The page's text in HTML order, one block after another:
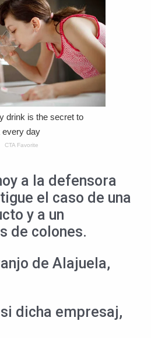
a la defensora
el caso de una
y a un
de colones.
de Alajuela,
dicha empresaj,